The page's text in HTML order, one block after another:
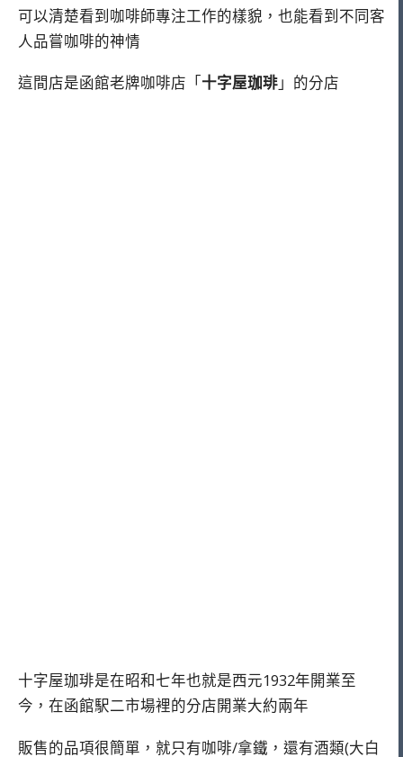
可以清楚看到咖啡師專注工作的樣貌，也能看到不同客
人品嘗咖啡的神情
這間店是函館老牌咖啡店「十字屋珈琲」的分店
十字屋珈琲是在昭和七年也就是西元1932年開業至
今，在函館駅二市場裡的分店開業大約兩年
販售的品項很簡單，就只有咖啡/拿鐵，還有酒類(大白